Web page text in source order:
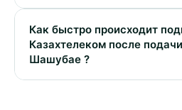
Как быстро происходит
Казахтелеком после
Шашубае ?